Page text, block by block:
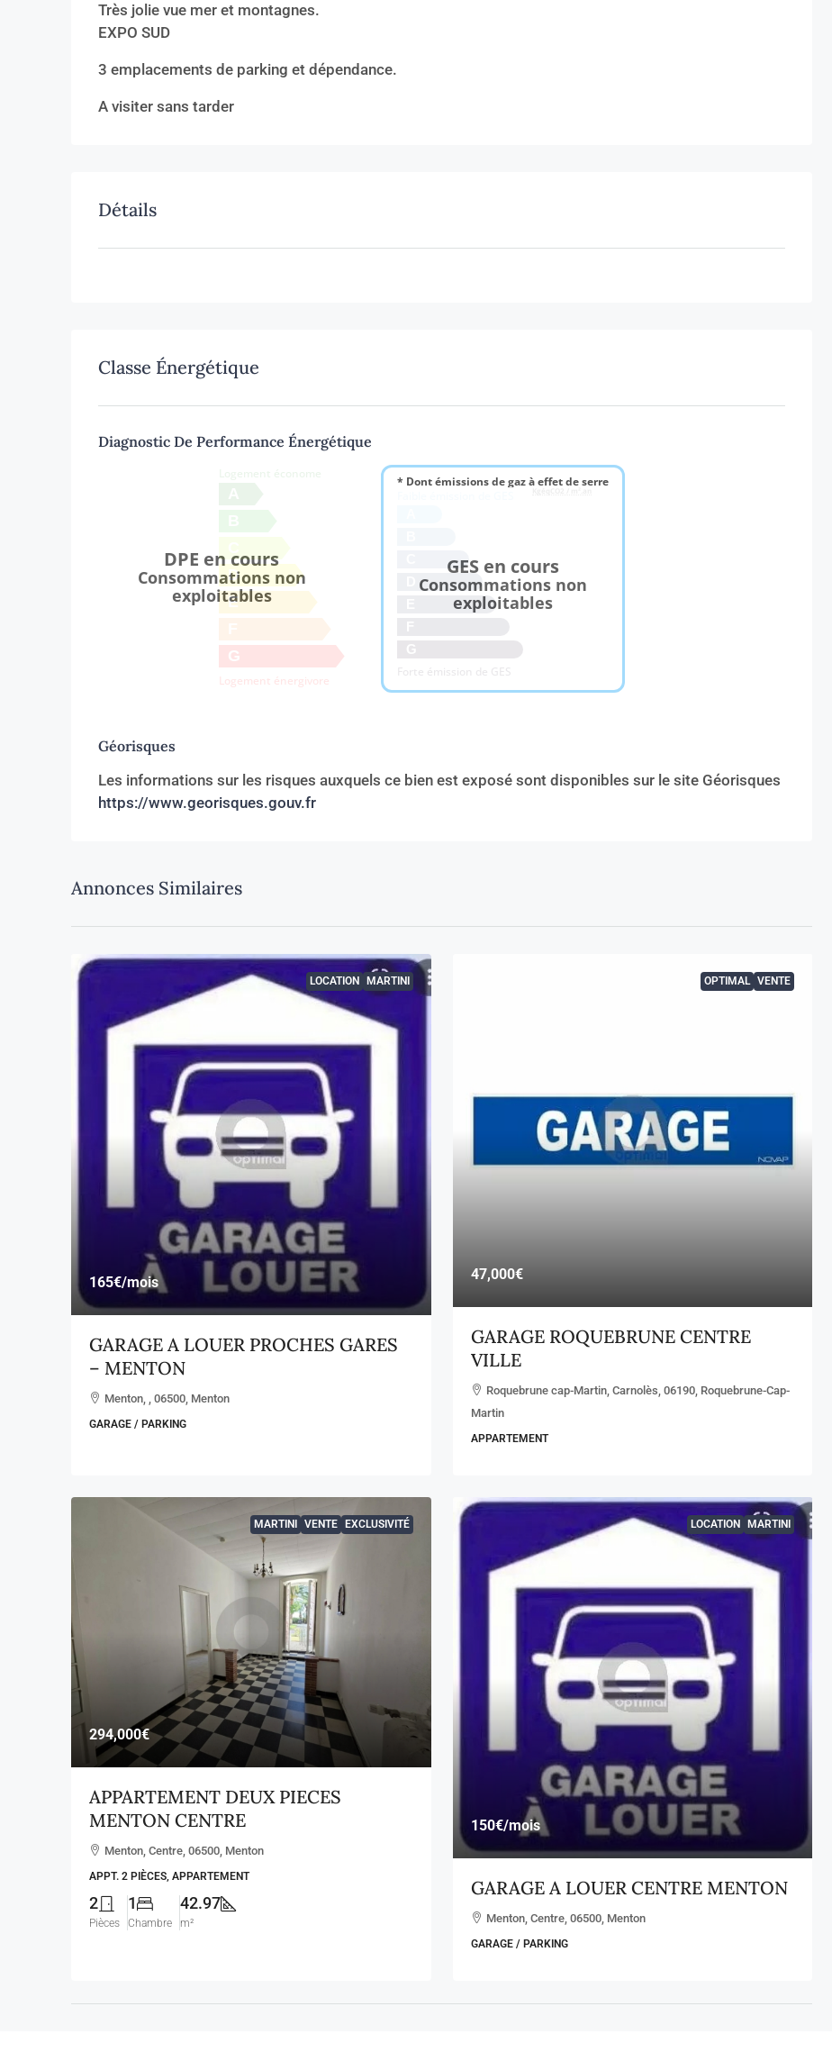
Très jolie vue mer et montagnes.
EXPO SUD
3 emplacements de parking et dépendance.
A visiter sans tarder
Détails
Classe Énergétique
Diagnostic De Performance Énergétique
D
E
G
Logement énergivore
DPE en cours
Consommations non
exploitables
* Dont émissions de gaz à effet de serre
G
Forte émission de GES
GES en cours
Consommations non
exploitables
Géorisques
Les informations sur les risques auxquels ce bien est exposé sont disponibles sur le site Géorisques
https://www.georisques.gouv.fr
Annonces Similaires
LOCATION MARTINI
165€/mois
GARAGE A LOUER PROCHES GARES
– MENTON
Menton, , 06500, Menton
GARAGE / PARKING
OPTIMAL VENTE
47,000€
GARAGE ROQUEBRUNE CENTRE
VILLE
Roquebrune cap-Martin, Carnolès, 06190, Roquebrune-Cap-
Martin
APPARTEMENT
MARTINI VENTE EXCLUSIVITÉ
294,000€
APPARTEMENT DEUX PIECES
MENTON CENTRE
Menton, Centre, 06500, Menton
APPT. 2 PIÈCES, APPARTEMENT
2
Pièces
1
Chambre
42.97
m²
LOCATION MARTINI
150€/mois
GARAGE A LOUER CENTRE MENTON
Menton, Centre, 06500, Menton
GARAGE / PARKING